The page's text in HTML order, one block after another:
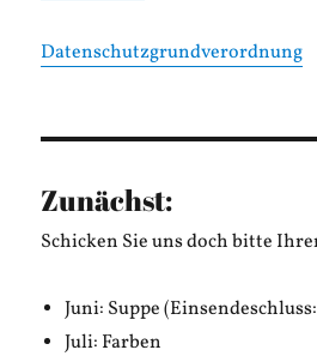
Datenschutzgrundverordnung
Zunächst:
Schicken Sie uns doch bitte
Juni: Suppe
Juli: Farben